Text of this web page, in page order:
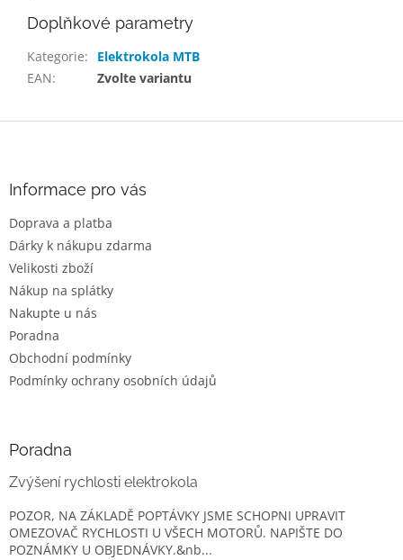
Doplňkové parametry
Kategorie:
Elektrokola MTB
EAN: Zvolte variantu
Informace pro vás
Doprava a platba
Dárky k nákupu zdarma
Velikosti zboží
Nákup na splátky
Nakupte u nás
Poradna
Obchodní podmínky
Podmínky ochrany osobních údajů
Poradna
Zvýšení rychlosti elektrokola
POZOR, NA ZÁKLADĚ POPTÁVKY JSME SCHOPNI UPRAVIT
OMEZOVAČ RYCHLOSTI U VŠECH MOTORŮ. NAPIŠTE DO
POZNÁMKY U OBJEDNÁVKY.&nb...